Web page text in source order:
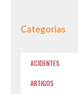
Categorias
ACIDENTES
ARTIGOS